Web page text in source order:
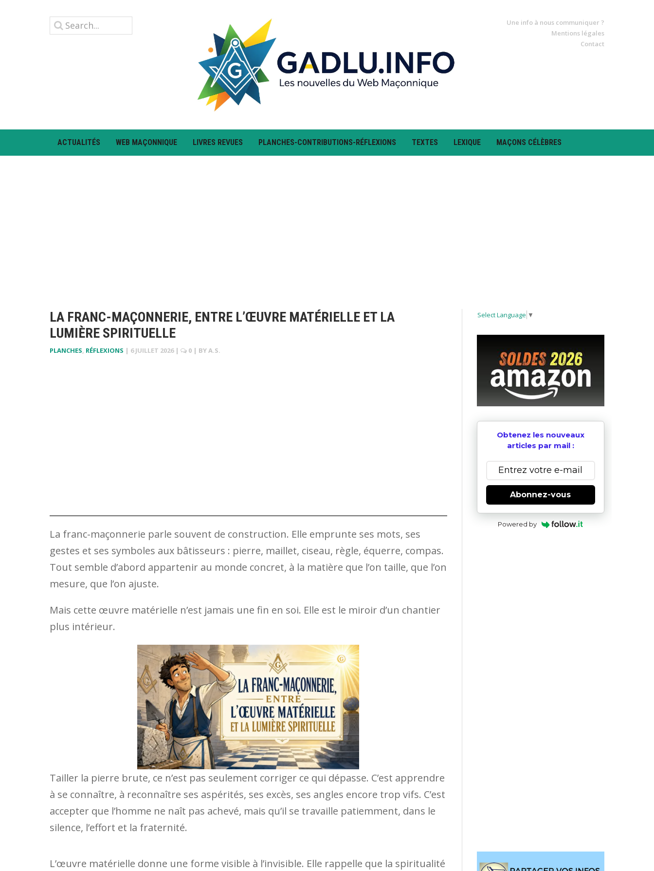
Une info à nous communiquer ?
Mentions légales
Contact
ACTUALITÉS WEB MAÇONNIQUE LIVRES REVUES PLANCHES-CONTRIBUTIONS-RÉFLEXIONS TEXTES LEXIQUE MAÇONS CÉLÈBRES
LA FRANC-MAÇONNERIE, ENTRE L’ŒUVRE MATÉRIELLE ET LA
LUMIÈRE SPIRITUELLE
PLANCHES, RÉFLEXIONS | 6 JUILLET 2026 | 0 | BYA.S.
La franc-maçonnerie parle souvent de construction. Elle emprunte ses mots, ses
gestes et ses symboles aux bâtisseurs : pierre, maillet, ciseau, règle, équerre, compas.
Tout semble d’abord appartenir au monde concret, à la matière que l’on taille, que l’on
mesure, que l’on ajuste.
Mais cette œuvre matérielle n’est jamais une fin en soi. Elle est le miroir d’un chantier
plus intérieur.
Tailler la pierre brute, ce n’est pas seulement corriger ce qui dépasse. C’est apprendre
à se connaître, à reconnaître ses aspérités, ses excès, ses angles encore trop vifs. C’est
accepter que l’homme ne naît pas achevé, mais qu’il se travaille patiemment, dans le
silence, l’effort et la fraternité.
L’œuvre matérielle donne une forme visible à l’invisible. Elle rappelle que la spiritualité
Select Language ▼
Obtenez les nouveaux
articles par mail :
Abonnez-vous
Powered by